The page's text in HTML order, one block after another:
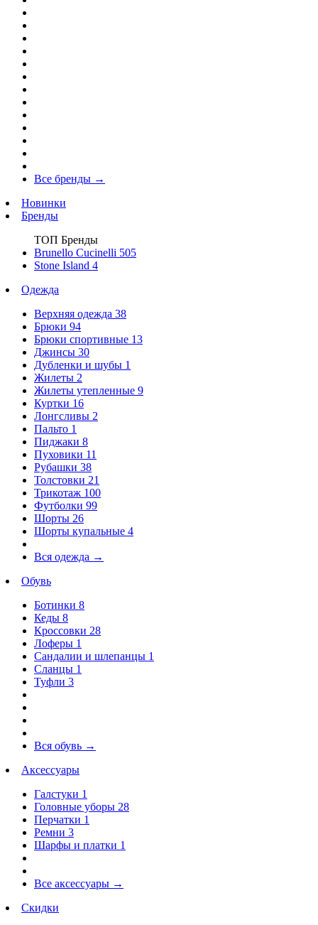
Все бренды →
Новинки
Бренды
ТОП Бренды
Brunello Cucinelli 505
Stone Island 4
Одежда
Верхняя одежда 38
Брюки 94
Брюки спортивные 13
Джинсы 30
Дубленки и шубы 1
Жилеты 2
Жилеты утепленные 9
Куртки 16
Лонгсливы 2
Пальто 1
Пиджаки 8
Пуховики 11
Рубашки 38
Толстовки 21
Трикотаж 100
Футболки 99
Шорты 26
Шорты купальные 4
Вся одежда →
Обувь
Ботинки 8
Кеды 8
Кроссовки 28
Лоферы 1
Сандалии и шлепанцы 1
Сланцы 1
Туфли 3
Вся обувь →
Аксессуары
Галстуки 1
Головные уборы 28
Перчатки 1
Ремни 3
Шарфы и платки 1
Все аксессуары →
Скидки